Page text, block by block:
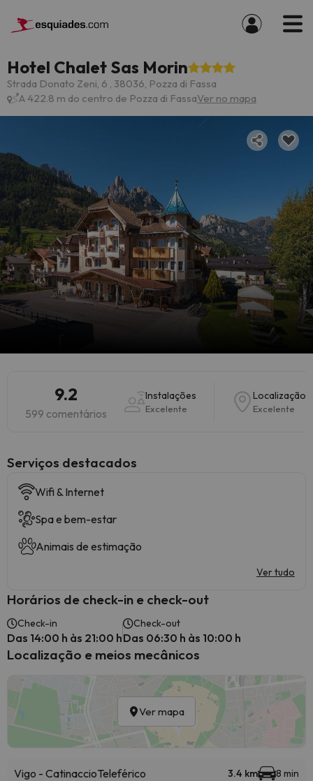
Hotel Chalet Sas Morin
Strada Donato Zeni, 6 , 38036, Pozza di Fassa
A 422.8 m do centro de Pozza di FassaVer no mapa
9.2
599 comentários
Instalações
Excelente
Localização
Excelente
Serviços destacados
Wifi & Internet
Spa e bem-estar
Animais de estimação
Ver tudo
Horários de check-in e check-out
Check-in
Das 14:00 h às 21:00 h
Check-out
Das 06:30 h às 10:00 h
Localização e meios mecânicos
Ver mapa
Vigo - CatinaccioTeleférico 3.4 km 8 min